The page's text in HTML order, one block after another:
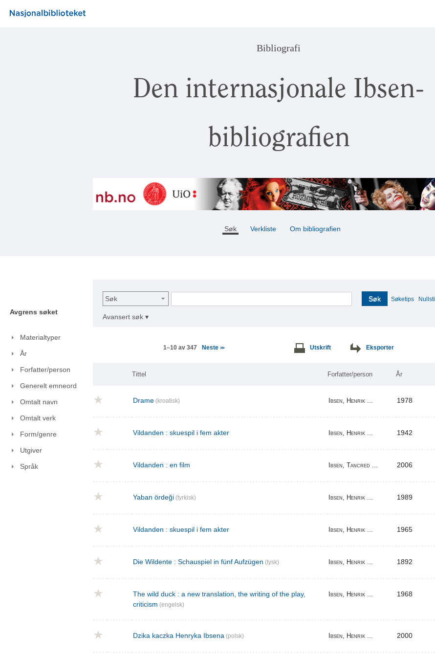
Bibliografi
Den internasjonale Ibsen-
bibliografien
Søk Verkliste Om bibliografien
Avgrens søket
Materialtyper
År
Forfatter/person
Generelt emneord
Omtalt navn
Omtalt verk
Form/genre
Utgiver
Språk
Søk Søk Søketips Nullstill
Avansert søk ▾
1–10 av 347 Neste >> Utskrift Eksporter
Tittel Forfatter/person År
Drame (kroatisk) Ibsen, Henrik ... 1978
Vildanden : skuespil i fem akter Ibsen, Henrik ... 1942
Vildanden : en film Ibsen, Tancred ... 2006
Yaban ördeği (tyrkisk) Ibsen, Henrik ... 1989
Vildanden : skuespil i fem akter Ibsen, Henrik ... 1965
Die Wildente : Schauspiel in fünf Aufzügen (tysk) Ibsen, Henrik ... 1892
The wild duck : a new translation, the writing of the play,
criticism (engelsk)
Ibsen, Henrik ... 1968
Dzika kaczka Henryka Ibsena (polsk) Ibsen, Henrik ... 2000